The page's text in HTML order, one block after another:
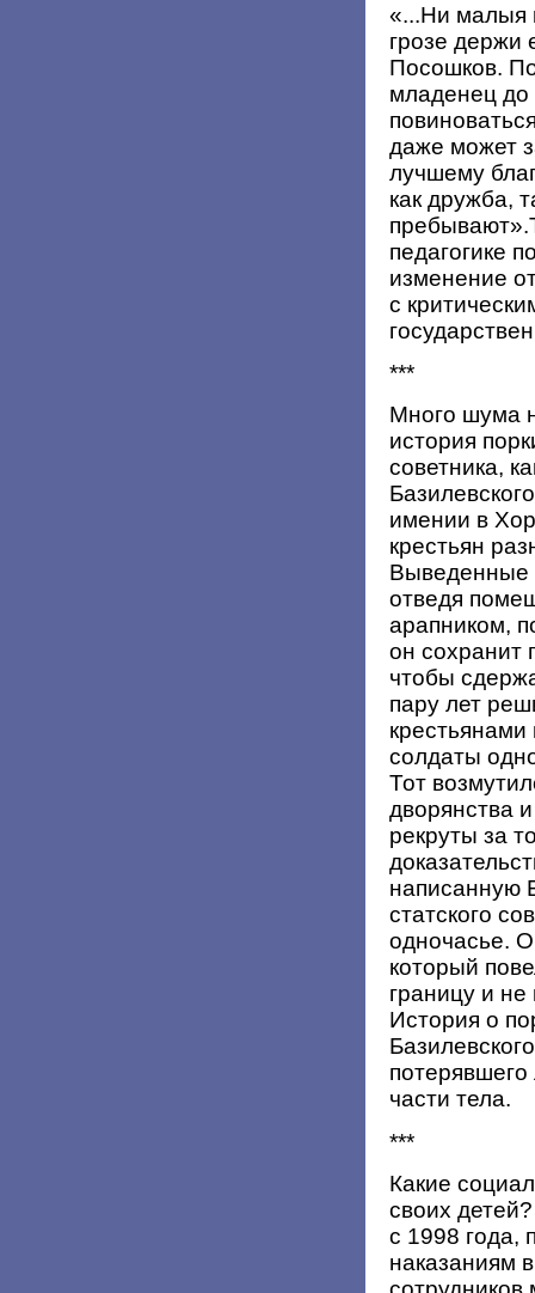
«...Ни малыя
грозе держи
Посошков.
младенец до
даже может
лучшему
как дружба,
педагогике
изменение
с
***
Много шума
история
советника,
имении в
крестьян
Выведенные
отведя
арапником,
он сохранит
чтобы
пару лет
крестьянами
солдаты
Тот
дворянства
рекруты за
написанную
статского
одночасье.
который
границу и не
История о
части тела.
***
Какие
своих
с 1998 года,
наказаниям